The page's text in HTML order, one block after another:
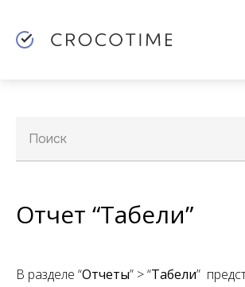
Поиск
Отчет “Табели”
В разделе “Отчеты” > “Табели”